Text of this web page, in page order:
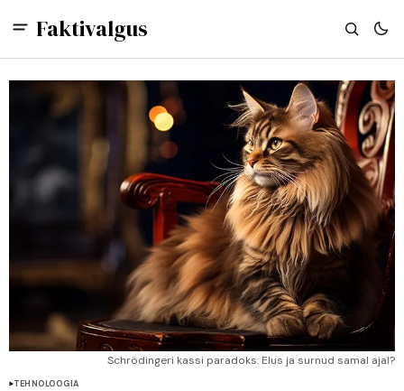
Faktivalgus
Schrödingeri kassi paradoks: Elus ja surnud samal ajal?
TEHNOLOOGIA